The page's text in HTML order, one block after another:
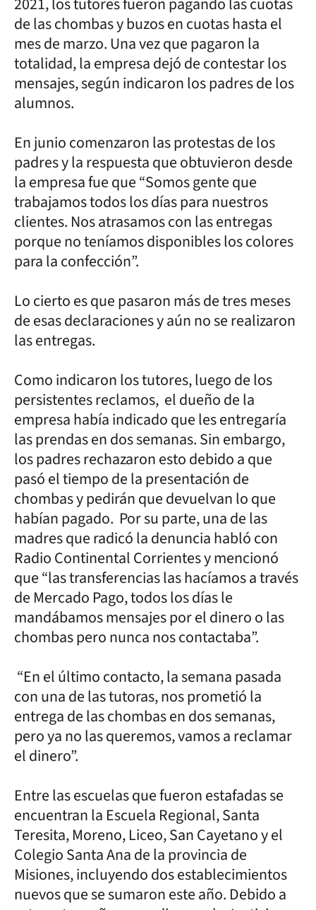
de las chombas y buzos en cuotas hasta el
mes de marzo. Una vez que pagaron la
totalidad, la empresa dejó de contestar los
mensajes, según indicaron los padres de los
alumnos.
En junio comenzaron las protestas de los
padres y la respuesta que obtuvieron desde
la empresa fue que “Somos gente que
trabajamos todos los días para nuestros
clientes. Nos atrasamos con las entregas
porque no teníamos disponibles los colores
para la confección”.
Lo cierto es que pasaron más de tres meses
de esas declaraciones y aún no se realizaron
las entregas.
Como indicaron los tutores, luego de los
persistentes reclamos, el dueño de la
empresa había indicado que les entregaría
las prendas en dos semanas. Sin embargo,
los padres rechazaron esto debido a que
pasó el tiempo de la presentación de
chombas y pedirán que devuelvan lo que
habían pagado. Por su parte, una de las
madres que radicó la denuncia habló con
Radio Continental Corrientes y mencionó
que “las transferencias las hacíamos a través
de Mercado Pago, todos los días le
mandábamos mensajes por el dinero o las
chombas pero nunca nos contactaba”.
“En el último contacto, la semana pasada
con una de las tutoras, nos prometió la
entrega de las chombas en dos semanas,
pero ya no las queremos, vamos a reclamar
el dinero”.
Entre las escuelas que fueron estafadas se
encuentran la Escuela Regional, Santa
Teresita, Moreno, Liceo, San Cayetano y el
Colegio Santa Ana de la provincia de
Misiones, incluyendo dos establecimientos
nuevos que se sumaron este año. Debido a